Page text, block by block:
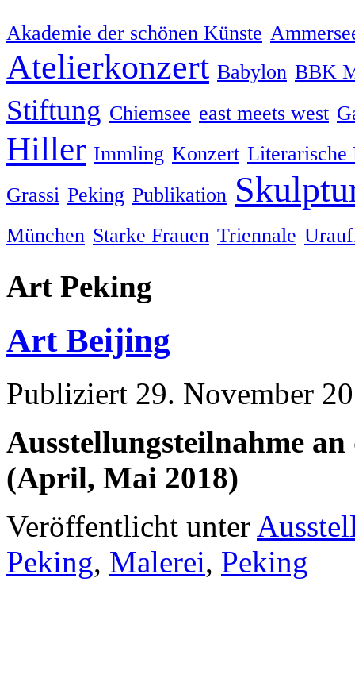
Akademie der schönen Künste
Atelierkonzert Babylon BBK
Stiftung Chiemsee east meets west
Hiller Immling Konzert Literarische
Grassi Peking Publikation
München Starke Frauen Triennale
Art Peking
Art Beijing
Publiziert 29. November
Ausstellungsteilnahme
(April, Mai 2018)
Veröffentlicht unter
Peking, Malerei, Peking